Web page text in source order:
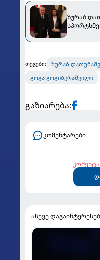
ზურაბ
თეგები: ზურაბ
გოგა გოგიბერაშვილი
გაზიარება:
კომენტარები
ასევე